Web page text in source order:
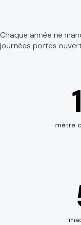
Chaque année ne
journées portes
mètre